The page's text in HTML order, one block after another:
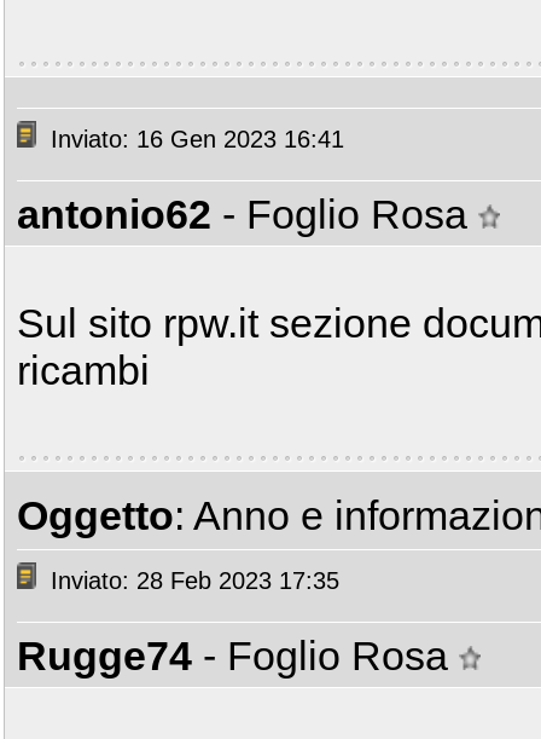
Inviato: 16 Gen 2023 16:41
antonio62 - Foglio Rosa
Sul sito rpw.it sezione
ricambi
Oggetto: Anno e
Inviato: 28 Feb 2023 17:35
Rugge74 - Foglio Rosa